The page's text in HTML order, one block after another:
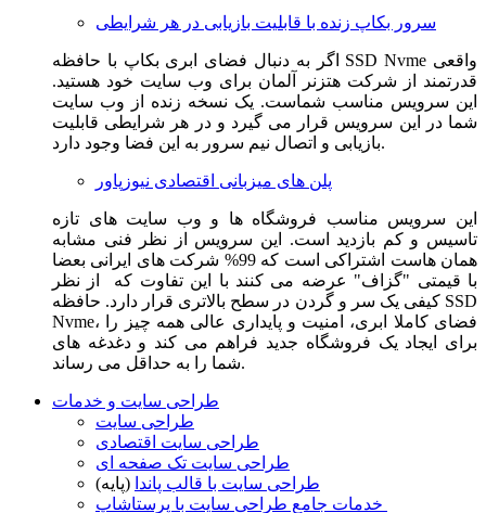
سرور بکاپ زنده با قابلیت بازیابی در هر شرایطی
اگر به دنبال فضای ابری بکاپ با حافظه SSD Nvme واقعی
قدرتمند از شرکت هتزنر آلمان برای وب سایت خود هستید.
این سرویس مناسب شماست. یک نسخه زنده از وب سایت
شما در این سرویس قرار می گیرد و در هر شرایطی قابلیت
بازیابی و اتصال نیم سرور به این فضا وجود دارد.
پلن های میزبانی اقتصادی نیوزپاور
این سرویس مناسب فروشگاه ها و وب سایت های تازه
تاسیس و کم بازدید است. این سرویس از نظر فنی مشابه
همان هاست اشتراکی است که 99% شرکت های ایرانی بعضا
با قیمتی "گزاف" عرضه می کنند با این تفاوت که از نظر
کیفی یک سر و گردن در سطح بالاتری قرار دارد. حافظه SSD
Nvme، فضای کاملا ابری، امنیت و پایداری عالی همه چیز را
برای ایجاد یک فروشگاه جدید فراهم می کند و دغدغه های
شما را به حداقل می رساند.
طراحی سایت و خدمات
طراحی سایت
طراحی سایت اقتصادی
طراحی سایت تک صفحه ای
طراحی سایت با قالب پاندا (پایه)